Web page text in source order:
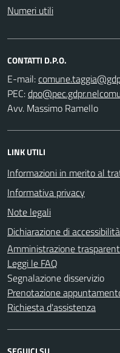
Numeri utili
CONTATTI D.P.O.
E-mail:
PEC:
Avv. Massimo Ramello
LINK UTILI
Informazioni in merito al
Informativa privacy
Note legali
Dichiarazione di accessibilità
Amministrazione
Leggi le FAQ
Segnalazione disservizio
Prenotazione
Richiesta d'assistenza